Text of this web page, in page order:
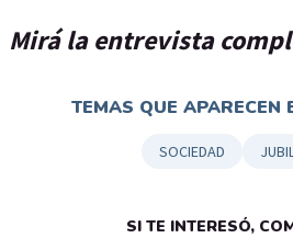
Mirá la entrevista
TEMAS QUE APARECEN
SOCIEDAD
SI TE INTERESÓ,